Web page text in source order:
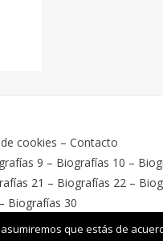
cookies – Contacto
9 – Biografías 10 –
21 – Biografías 22 –
– Biografías 30
que estás de